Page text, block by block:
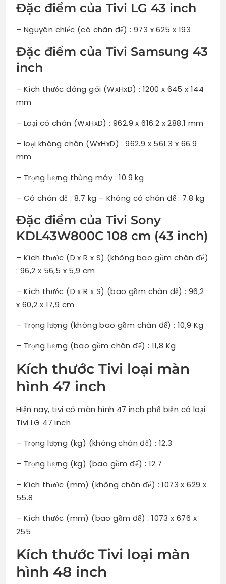
Đặc điểm của Tivi LG 43 inch
– Nguyên chiếc (có chân đế) : 973 x 625 x 193
Đặc điểm của Tivi Samsung 43
inch
– Kích thước đóng gói (WxHxD) : 1200 x 645 x 144
mm
– Loại có chân (WxHxD) : 962.9 x 616.2 x 288.1 mm
– loại không chân (WxHxD) : 962.9 x 561.3 x 66.9
mm
– Trọng lượng thùng máy : 10.9 kg
– Có chân đế : 8.7 kg – Không có chân đế : 7.8 kg
Đặc điểm của Tivi Sony
KDL43W800C 108 cm (43 inch)
– Kích thước (D x R x S) (không bao gồm chân đế)
: 96,2 x 56,5 x 5,9 cm
– Kích thước (D x R x S) (bao gồm chân đế) : 96,2
x 60,2 x 17,9 cm
– Trọng lượng (không bao gồm chân đế) : 10,9 Kg
– Trọng lượng (bao gồm chân đế) : 11,8 Kg
Kích thước Tivi loại màn
hình 47 inch
Hiện nay, tivi có màn hình 47 inch phổ biến có loại
Tivi LG 47 inch
– Trọng lượng (kg) (không chân đế) : 12.3
– Trọng lượng (kg) (bao gồm đế) : 12.7
– Kích thước (mm) (không chân đế) : 1073 x 629 x
55.8
– Kích thước (mm) (bao gồm đế) : 1073 x 676 x
255
Kích thước Tivi loại màn
hình 48 inch